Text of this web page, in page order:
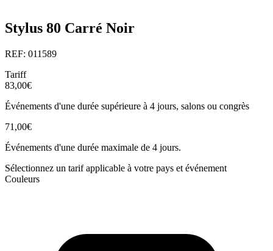
Stylus 80 Carré Noir
REF: 011589
Tariff
83,00€
Événements d'une durée supérieure à 4 jours, salons ou congrès
71,00€
Événements d'une durée maximale de 4 jours.
Sélectionnez un tarif applicable à votre pays et événement
Couleurs